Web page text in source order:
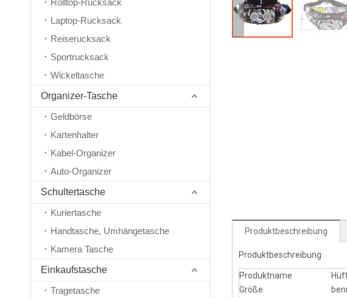
Rolltop-Rucksack
Laptop-Rucksack
Reiserucksack
Sportrucksack
Wickeltasche
Organizer-Tasche
Geldbörse
Kartenhalter
Kabel-Organizer
Auto-Organizer
Schultertasche
Kuriertasche
Handtasche, Umhängetasche
Kamera Tasche
Einkaufstasche
Tragetasche
Produktbeschreibung
Produktbeschreibung
Produktname
Größe